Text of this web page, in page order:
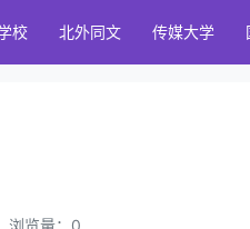
校 北外同文 传媒大学
览量： 0